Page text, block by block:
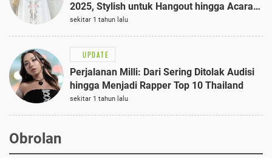
2025, Stylish untuk Hangout hingga Acara
Semi-Formal
sekitar 1 tahun lalu
UPDATE
Perjalanan Milli: Dari Sering Ditolak Audisi
hingga Menjadi Rapper Top 10 Thailand
sekitar 1 tahun lalu
Obrolan